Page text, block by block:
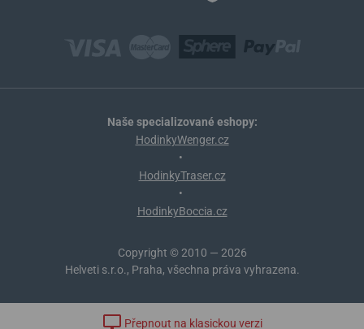
Naše specializované eshopy:
HodinkyWenger.cz
•
HodinkyTraser.cz
•
HodinkyBoccia.cz
Copyright © 2010 — 2026
Helveti s.r.o., Praha, všechna práva vyhrazena.
Přepnout na klasickou verzi